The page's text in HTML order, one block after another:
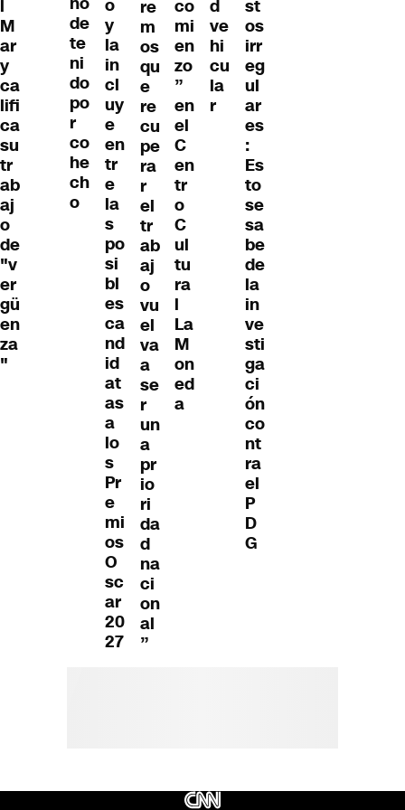
l
M
ar
y
ca
lifi
ca
su
tr
ab
aj
o
de
"v
er
gü
en
za
"
de
te
ni
do
po
r
co
he
ch
o
o
y
la
in
cl
uy
e
en
tr
e
la
s
po
si
bl
es
ca
nd
id
at
as
a
lo
s
Pr
e
mi
os
O
sc
ar
20
27
re
m
os
qu
e
re
cu
pe
ra
r
el
tr
ab
aj
o
vu
el
va
a
se
r
un
a
pr
io
ri
da
d
na
ci
on
al
”
co
mi
en
zo
”
en
el
C
en
tr
o
C
ul
tu
ra
l
La
M
on
ed
a
d
ve
hi
cu
la
r
st
os
irr
eg
ul
ar
es
:
Es
to
se
sa
be
de
la
in
ve
sti
ga
ci
ón
co
nt
ra
el
P
D
G